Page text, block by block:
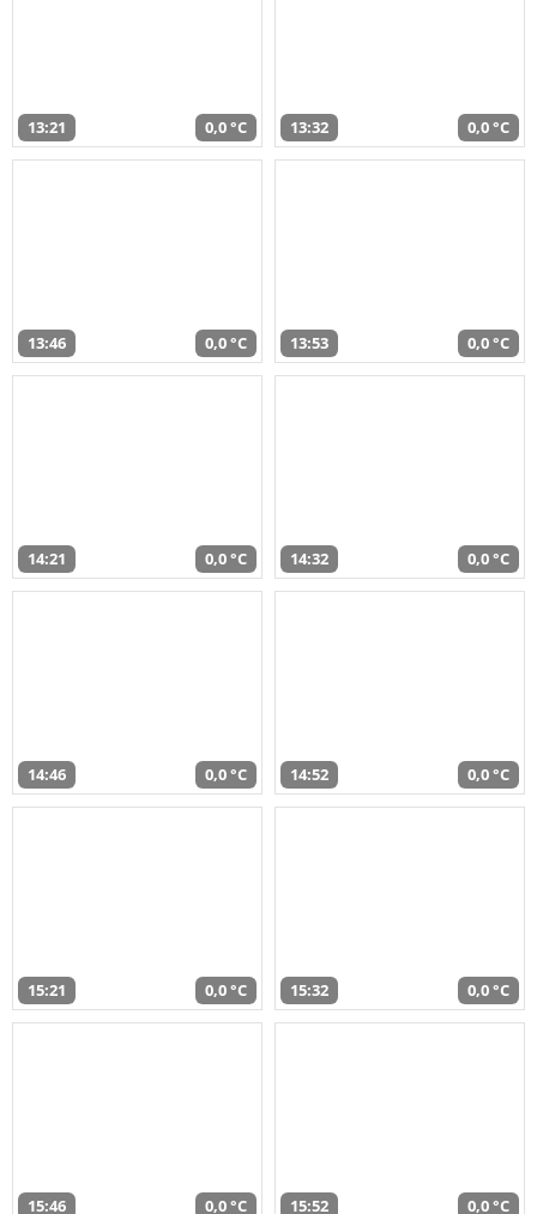
13:21 0,0 °C 13:32 0,0 °C
13:46 0,0 °C 13:53 0,0 °C
14:21 0,0 °C 14:32 0,0 °C
14:46 0,0 °C 14:52 0,0 °C
15:21 0,0 °C 15:32 0,0 °C
15:46 0,0 °C 15:52 0,0 °C